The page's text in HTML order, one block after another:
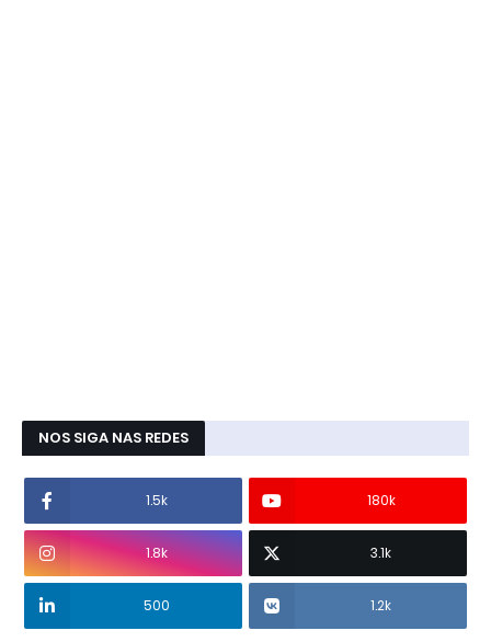
NOS SIGA NAS REDES
1.5k 180k
1.8k 3.1k
500 1.2k